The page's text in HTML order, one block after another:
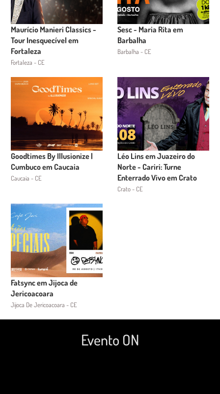
Maurício Manieri Classics -
Tour Inesquecível em
Fortaleza
Fortaleza - CE
Sesc - Maria Rita em
Barbalha
Barbalha - CE
Goodtimes By Illusionize |
Cumbuco em Caucaia
Caucaia - CE
Léo Lins em Juazeiro do
Norte - Cariri: Turne
Enterrado Vivo em Crato
Crato - CE
Fatsync em Jijoca de
Jericoacoara
Jijoca De Jericoacoara - CE
Evento ON